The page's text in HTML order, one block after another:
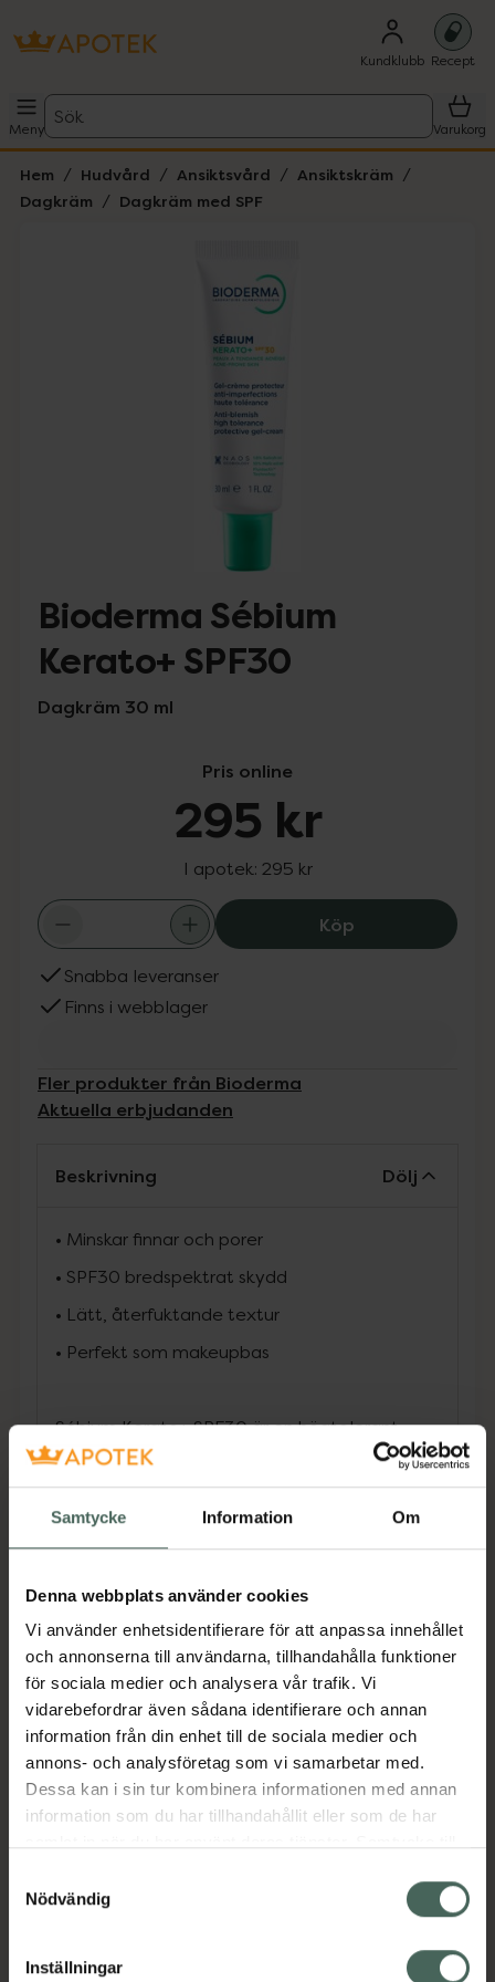
Samtycke Information Om
Denna webbplats använder cookies
Vi använder enhetsidentifierare för att anpassa innehållet
och annonserna till användarna, tillhandahålla funktioner
för sociala medier och analysera vår trafik. Vi
vidarebefordrar även sådana identifierare och annan
information från din enhet till de sociala medier och
annons- och analysföretag som vi samarbetar med.
Dessa kan i sin tur kombinera informationen med annan
information som du har tillhandahållit eller som de har
återkalla ditt samtycke via webbplatsens
cookieinställningar. Ett återkallat samtycke påverkar inte
lagligheten av behandling som skett innan återkallelsen.
Nödvändig
Inställningar
Kundklubb Recept
Meny
Sök
Varukorg
Hem Hudvård Ansiktsvård
Ansiktskräm
Dagkräm
Dagkräm med SPF
Lista: . Innehåller 1 objekt.
Bioderma Sébium
Kerato+ SPF30
Dagkräm 30 ml
Pris online
295 kr
I apotek: 295 kr
KöpBioderma
Snabba leveranser
Finns i webblager
Fler produkter från Bioderma
Aktuella erbjudanden
Beskrivning Dölj
• Minskar finnar och porer
• SPF30 bredspektrat skydd
• Lätt, återfuktande textur
• Perfekt som makeupbas
Sébium Kerato+ SPF30 är en högtolerant
dagkräm med solskydd, särskilt framtagen för
porer samtidigt som den skyddar huden mot
UV-strålning (SPF30) och ger en matt finish.
äppelsyraester verkar milt exfolierande och
bredspektriga UV-filter skyddar mot solens
skadliga strålar. Den patenterade
Fluidactiv™-teknologin hjälper till att
biologiskt normalisera sebumkvaliteten och
förebygga tilltäppta porer – en nyckelfaktor
för att motverka nya orenheter. Den
återfuktande, osynliga texturen absorberas
snabbt utan att kladda eller lämna en vit
hinna. Perfekt för daglig användning, även
03701129814703